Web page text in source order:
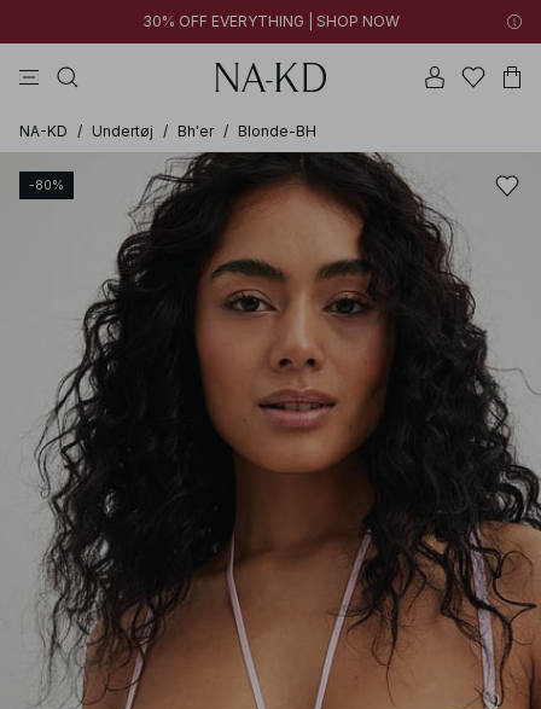
30% OFF EVERYTHING | SHOP NOW
NA-KD / Undertøj / Bh'er / Blonde-BH
-80%